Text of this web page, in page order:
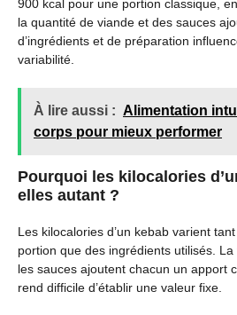
900 kcal pour une portion classique,
la quantité de viande et des sauces
d’ingrédients et de préparation
variabilité.
À lire aussi : Alimentation
corps pour mieux performer
Pourquoi les kilocalories
elles autant ?
Les kilocalories d’un kebab varient
portion que des ingrédients utilisés.
les sauces ajoutent chacun un apport
rend difficile d’établir une valeur fixe.